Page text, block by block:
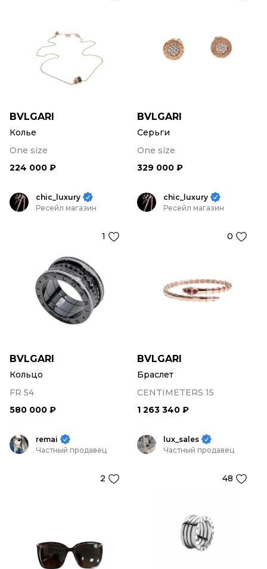
BVLGARI
Колье
One size
224 000 ₽
BVLGARI
Серьги
One size
329 000 ₽
chic_luxury
Ресейл магазин
1
BVLGARI
Кольцо
FR 54
580 000 ₽
chic_luxury
Ресейл магазин
0
BVLGARI
Браслет
CENTIMETERS 15
1 263 340 ₽
remai
Частный продавец
2
lux_sales
Частный продавец
48